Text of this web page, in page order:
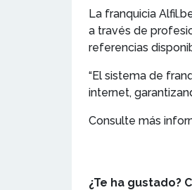
La franquicia
a través de
referencias
“El sistema de
internet,
Consulte más
¿Te ha gustado?